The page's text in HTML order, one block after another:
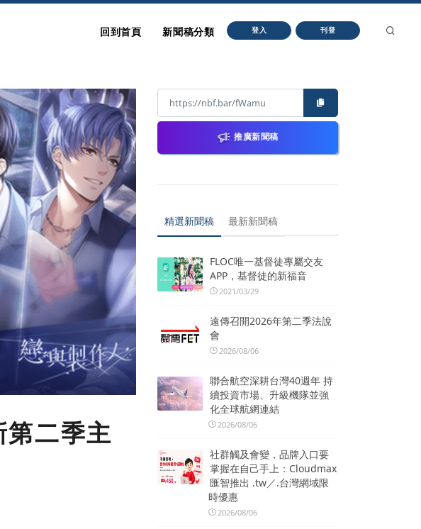
回到首頁 新聞稿分類 登入 刊登
二季主
推廣新聞稿
精選新聞稿 最新新聞稿
FLOC唯一基督徒專屬交友
APP，基督徒的新福音
2021/03/29
遠傳召開2026年第二季法說
會
2026/08/06
聯合航空深耕台灣40週年 持
續投資市場、升級機隊並強
化全球航網連結
2026/08/06
社群觸及會變，品牌入口要
掌握在自己手上：Cloudmax
匯智推出 .tw／.台灣網域限
時優惠
2026/08/06